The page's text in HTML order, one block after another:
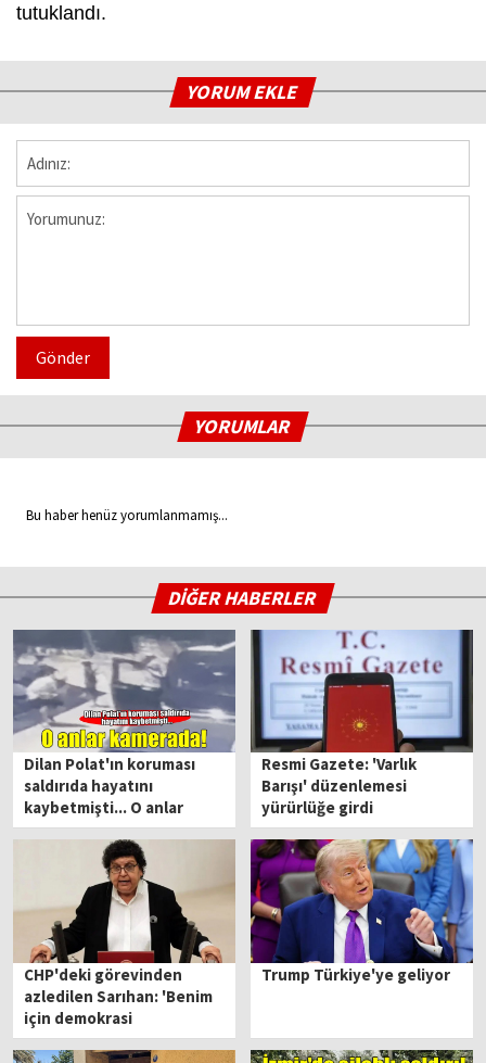
tutuklandı.
YORUM EKLE
Gönder
YORUMLAR
Bu haber henüz yorumlanmamış...
DİĞER HABERLER
Dilan Polat'ın koruması
saldırıda hayatını
kaybetmişti... O anlar
kamerada!
Resmi Gazete: 'Varlık
Barışı' düzenlemesi
yürürlüğe girdi
CHP'deki görevinden
azledilen Sarıhan: 'Benim
için demokrasi
madalyasıdır'
Trump Türkiye'ye geliyor